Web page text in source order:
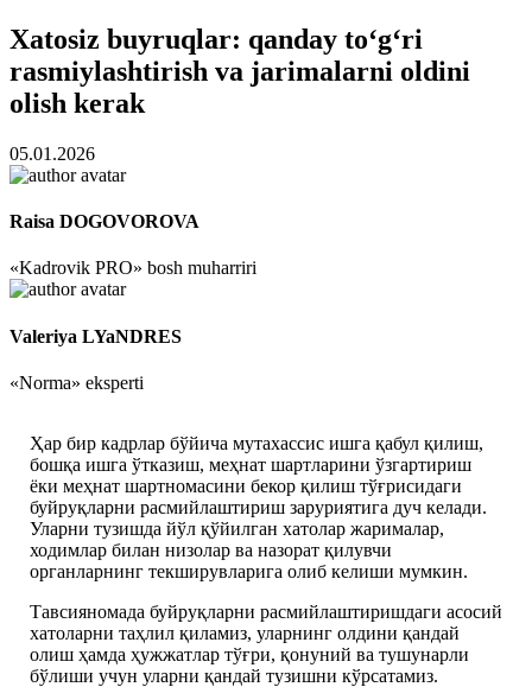
Xatosiz buyruqlar: qanday toʻgʻri
rasmiylashtirish va jarimalarni oldini
olish kerak
05.01.2026
Raisa DOGOVOROVA
«Kadrovik PRO» bosh muharriri
Valeriya LYaNDRES
«Norma» eksperti
Ҳар бир кадрлар бўйича мутахассис ишга қабул қилиш,
бошқа ишга ўтказиш, меҳнат шартларини ўзгартириш
ёки меҳнат шартномасини бекор қилиш тўғрисидаги
буйруқларни расмийлаштириш заруриятига дуч келади.
Уларни тузишда йўл қўйилган хатолар жарималар,
ходимлар билан низолар ва назорат қилувчи
органларнинг текширувларига олиб келиши мумкин.
Тавсияномада буйруқларни расмийлаштиришдаги асосий
хатоларни таҳлил қиламиз, уларнинг олдини қандай
олиш ҳамда ҳужжатлар тўғри, қонуний ва тушунарли
бўлиши учун уларни қандай тузишни кўрсатамиз.